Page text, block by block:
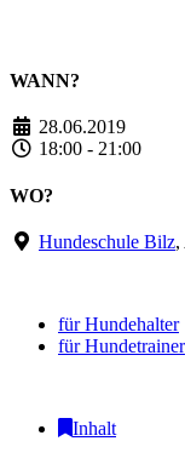
WANN?
28.06.2019
18:00 - 21:00
WO?
Hundeschule Bilz,
für Hundehalter
für Hundetrainer
Inhalt